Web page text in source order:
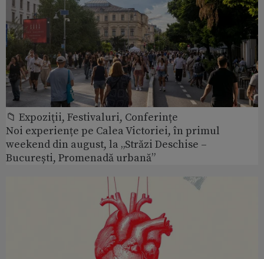
📁 Expoziţii, Festivaluri, Conferințe
Noi experiențe pe Calea Victoriei, în primul
weekend din august, la „Străzi Deschise –
București, Promenadă urbană”